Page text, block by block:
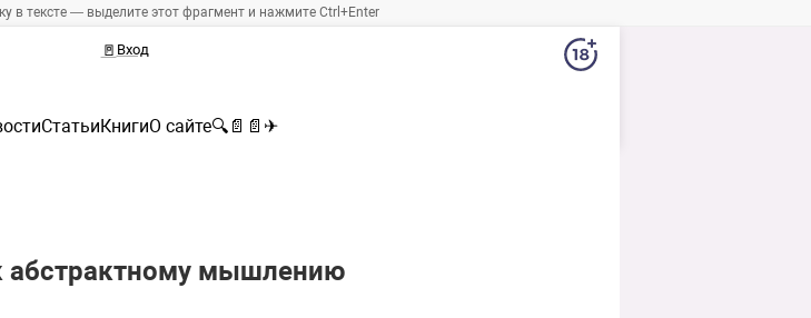
в тексте — выделите этот фрагмент и нажмите Ctrl+Enter
🚪 Вход
СтатьиКнигиО сайте🔍 📄 📄 ✈
абстрактному мышлению